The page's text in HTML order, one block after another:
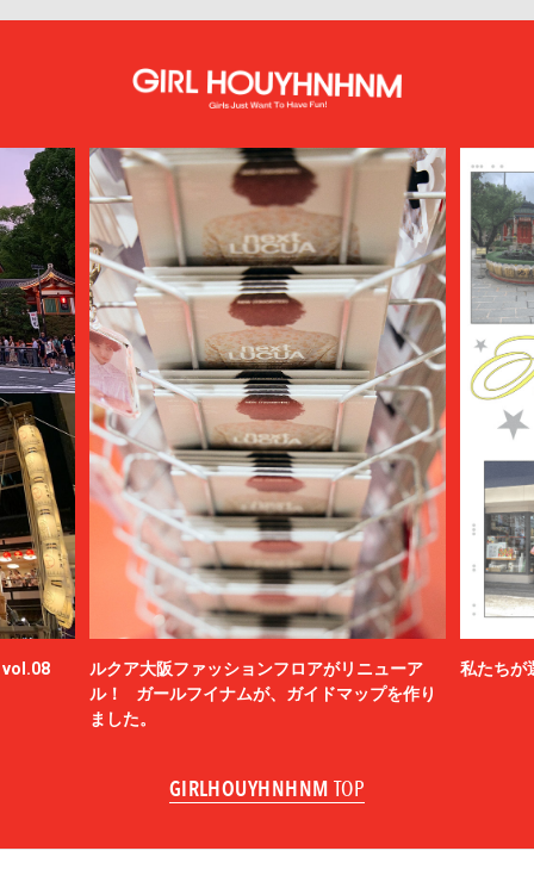
vol.08
ルクア大阪ファッションフロアがリニューア
ル！ ガールフイナムが、ガイドマップを作り
ました。
私たちが
GIRLHOUYHNHNM TOP